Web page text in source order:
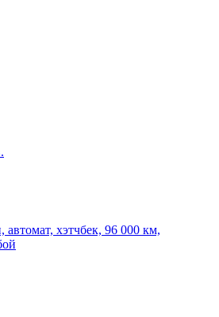
хэтчбек, 96 000 км,